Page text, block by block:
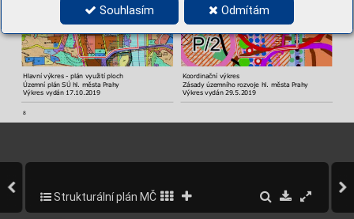
Souhlasím Odmítám
8
Hlavní výkres - plán využití ploch
Územní plán SÚ hl. města Prahy
Výkres vydán 17.10.2019
Koordinační výkres
Zásady územního rozvoje hl. města Prahy
Výkres vydán 29.5.2019
Strukturální plán MČ Praha 5